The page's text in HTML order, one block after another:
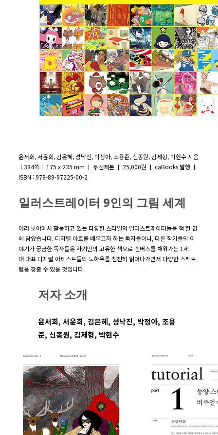
윤서희, 서윤희, 김은혜, 성낙진, 박정아, 조용준, 신종원, 김제형, 박현수 지음
ㅣ384쪽ㅣ 175 x 235 mm ㅣ 무선제본 ㅣ 25,000원 ㅣ caBooks 발행 ㅣ
ISBN : 978-89-97225-00-2
일러스트레이터 9인의 그림 세계
여러 분야에서 활동하고 있는 다양한 스타일의 일러스트레이터들을 책 한 권
에 담았습니다. 디지털 아트를 배우고자 하는 독자들이나, 다른 작가들의 이
야기가 궁금한 독자들은 자기만의 고유한 색으로 캔버스를 채워가는 1세
대 대표 디지털 아티스트들의 노하우를 천천히 읽어나가면서 다양한 스펙트
럼을 갖출 수 있을 것입니다.
저자 소개
윤서희, 서윤희, 김은혜, 성낙진, 박정아, 조용
준, 신종원, 김제형, 박현수